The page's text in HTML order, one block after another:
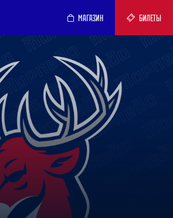
МАГАЗИН БИЛЕТЫ